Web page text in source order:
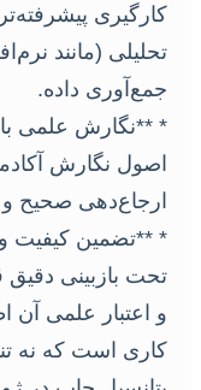
کارگیری
جمع‌آوری داده.
* **نگارش علمی با
اصول نگارش
ارجاع‌دهی صحیح
* **تضمین کیفیت
تحت بازبینی دقیق
و اعتبار علمی آن
کاری است که نه